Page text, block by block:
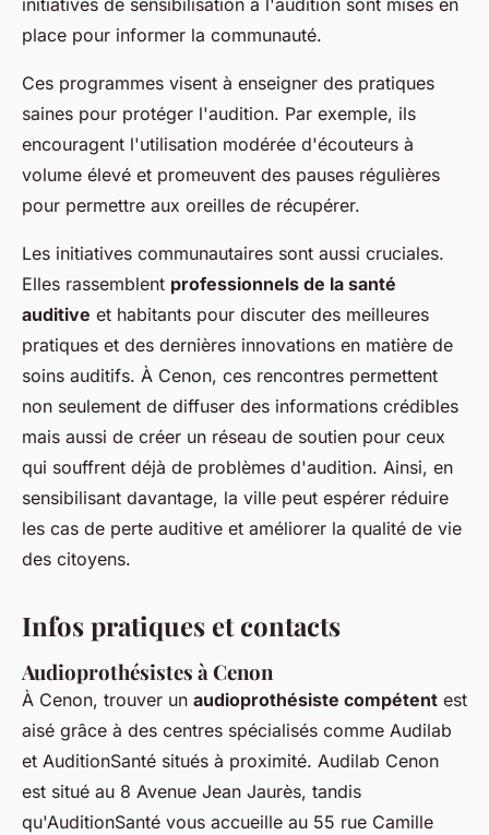
initiatives de sensibilisation à l'audition sont mises en
place pour informer la communauté.
Ces programmes visent à enseigner des pratiques
saines pour protéger l'audition. Par exemple, ils
encouragent l'utilisation modérée d'écouteurs à
volume élevé et promeuvent des pauses régulières
pour permettre aux oreilles de récupérer.
Les initiatives communautaires sont aussi cruciales.
Elles rassemblent professionnels de la santé
auditive et habitants pour discuter des meilleures
pratiques et des dernières innovations en matière de
soins auditifs. À Cenon, ces rencontres permettent
non seulement de diffuser des informations crédibles
mais aussi de créer un réseau de soutien pour ceux
qui souffrent déjà de problèmes d'audition. Ainsi, en
sensibilisant davantage, la ville peut espérer réduire
les cas de perte auditive et améliorer la qualité de vie
des citoyens.
Infos pratiques et contacts
Audioprothésistes à Cenon
À Cenon, trouver un audioprothésiste compétent est
aisé grâce à des centres spécialisés comme Audilab
et AuditionSanté situés à proximité. Audilab Cenon
est situé au 8 Avenue Jean Jaurès, tandis
qu'AuditionSanté vous accueille au 55 rue Camille